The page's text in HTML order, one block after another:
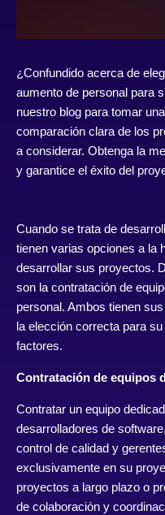
¿Confundido acerca de
aumento de personal para
nuestro blog para tomar
comparación clara de los
a considerar. Obtenga la
y garantice el éxito del
Cuando se trata de
tienen varias opciones a la
desarrollar sus proyectos.
son la contratación de
personal. Ambos tienen
la elección correcta para
factores.
Contratación de equipos
Contratar un equipo
desarrolladores de
control de calidad y
exclusivamente en su
proyectos a largo plazo o
de colaboración y